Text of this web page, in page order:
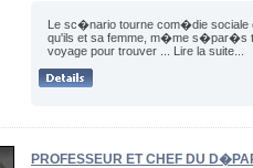
Le sc�nario tourne com�die sociale
qu'ils et sa femme, m�me s�par�s
voyage pour trouver ... Lire la suite...
PROFESSEUR ET CHEF DU